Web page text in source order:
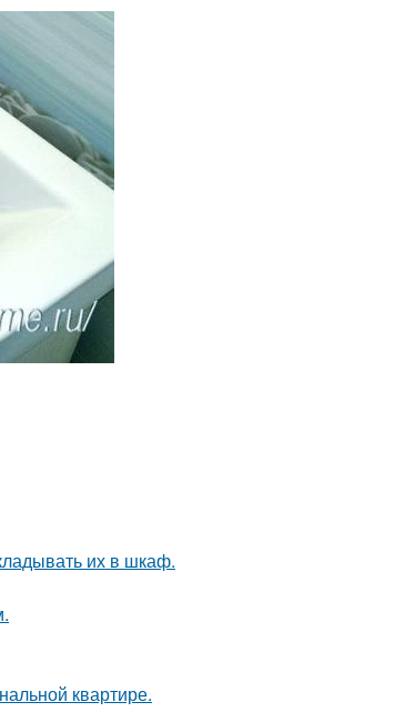
их в шкаф.
квартире.